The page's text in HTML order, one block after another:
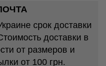
срок доставки
доставки в
от размеров и
от 100 грн.